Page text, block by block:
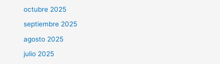
octubre 2025
septiembre 2025
agosto 2025
julio 2025